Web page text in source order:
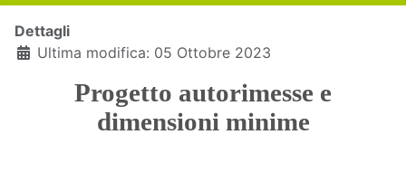
Dettagli
Ultima modifica: 05 Ottobre 2023
Progetto autorimesse e
dimensioni minime